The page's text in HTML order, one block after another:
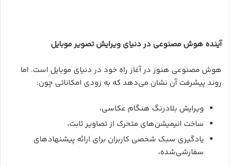
آینده هوش مصنوعی در دنیای ویرایش تصویر موبایل
هوش مصنوعی هنوز در آغاز راه خود در دنیای موبایل است. اما
روند پیشرفت آن نشان می‌دهد که به زودی امکاناتی چون:
ویرایش بلادرنگ هنگام عکاسی،
ساخت انیمیشن‌های متحرک از تصاویر ثابت،
یادگیری سبک شخصی کاربران برای ارائه پیشنهادهای
سفارشی‌شده،